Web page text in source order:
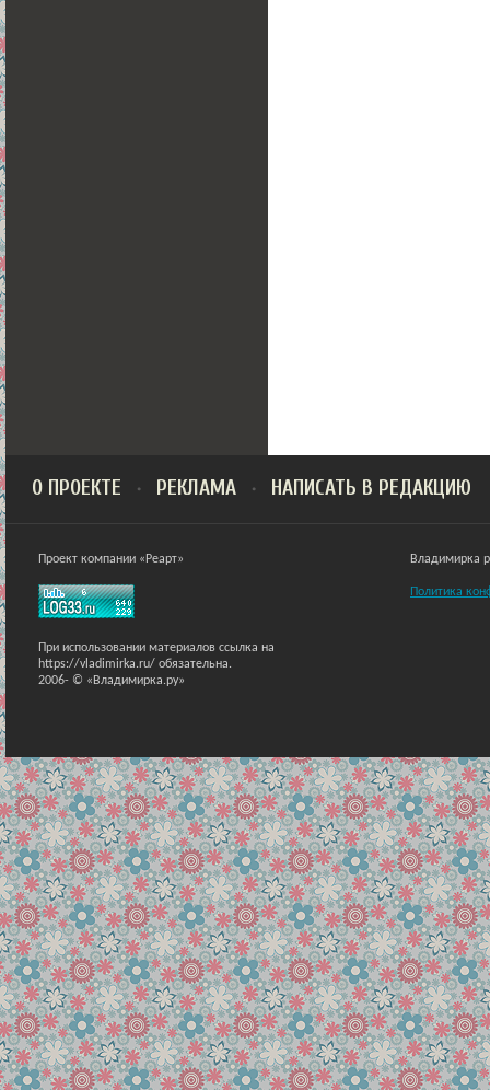
О ПРОЕКТЕ РЕКЛАМА НАПИСАТЬ В РЕДАКЦИЮ
Проект компании «Реарт»
При использовании материалов ссылка на
https://vladimirka.ru/ обязательна.
2006- © «Владимирка.ру»
Владимирка
Политика